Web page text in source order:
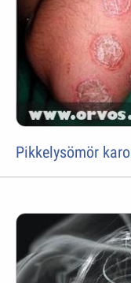
Pikkelysömör